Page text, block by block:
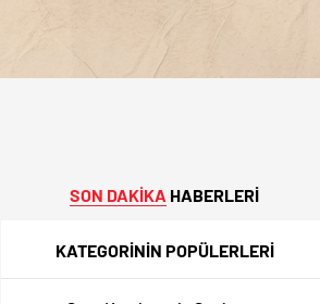
SON DAKİKA HABERLERİ
KATEGORİNİN POPÜLERLERİ